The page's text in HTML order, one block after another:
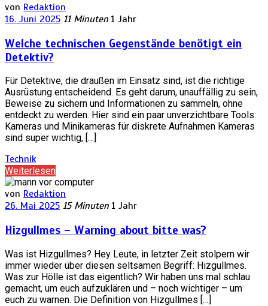
von Redaktion
16. Juni 2025 11 Minuten 1 Jahr
Welche technischen Gegenstände benötigt ein
Detektiv?
Für Detektive, die draußen im Einsatz sind, ist die richtige
Ausrüstung entscheidend. Es geht darum, unauffällig zu sein,
Beweise zu sichern und Informationen zu sammeln, ohne
entdeckt zu werden. Hier sind ein paar unverzichtbare Tools:
Kameras und Minikameras für diskrete Aufnahmen Kameras
sind super wichtig, […]
Technik
Weiterlesen
von Redaktion
26. Mai 2025 15 Minuten 1 Jahr
Hizgullmes – Warning about bitte was?
Was ist Hizgullmes? Hey Leute, in letzter Zeit stolpern wir
immer wieder über diesen seltsamen Begriff: Hizgullmes.
Was zur Hölle ist das eigentlich? Wir haben uns mal schlau
gemacht, um euch aufzuklären und – noch wichtiger – um
euch zu warnen. Die Definition von Hizgullmes […]